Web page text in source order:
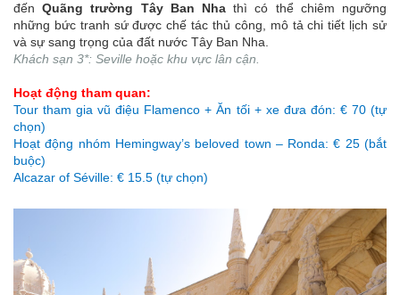
đếnQuãng trường Tây Ban Nha thì có thể chiêm ngưỡng
những bức tranh sứ được chế tác thủ công, mô tả chi tiết lịch sử
và sự sang trọng của đất nước Tây Ban Nha.
Khách sạn 3*: Seville hoặc khu vực lân cận.
Hoạt động tham quan:
Tour tham gia vũ điệu Flamenco + Ăn tối + xe đưa đón: € 70 (tự
chọn)
Hoạt động nhóm Hemingway’s beloved town – Ronda: € 25 (bắt
buộc)
Alcazar of Séville: € 15.5 (tự chọn)